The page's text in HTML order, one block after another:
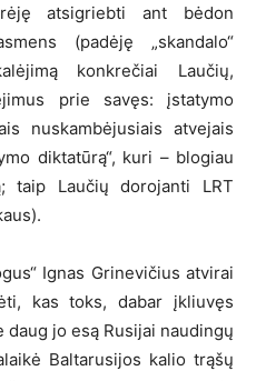
atsigriebti ant bėdon
(padėję „skandalo“
konkrečiai Laučių,
prie savęs: įstatymo
nuskambėjusiais atvejais
diktatūrą“, kuri – blogiau
taip Laučių dorojanti LRT
Ignas Grinevičius atvirai
kas toks, dabar įkliuvęs
daug jo esą Rusijai naudingų
Baltarusijos kalio trąšų